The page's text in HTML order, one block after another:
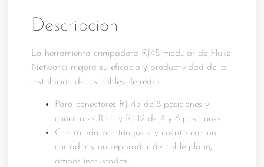
Descripcion
La herramienta crimpadora RJ45 modular de Fluke
Networks mejora su eficacia y productividad de la
instalación de los cables de redes.
Para conectores RJ-45 de 8 posiciones y
conectores RJ-11 y RJ-12 de 4 y 6 posiciones
Controlada por trinquete y cuenta con un
cortador y un separador de cable plano,
ambos incrustados.